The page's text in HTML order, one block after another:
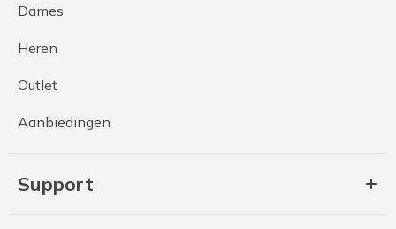
Dames
Heren
Outlet
Aanbiedingen
Support